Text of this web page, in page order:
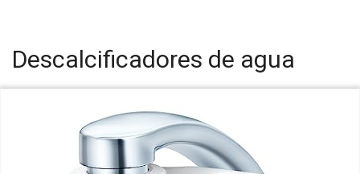
Descalcificadores de agua